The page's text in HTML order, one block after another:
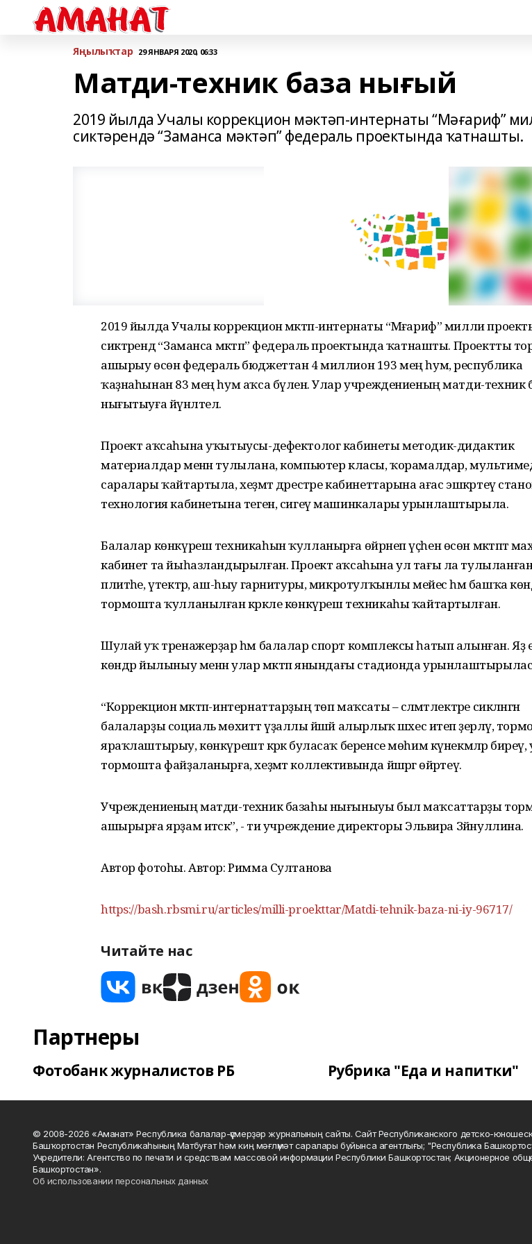
Яңылыҡтар 29 ЯНВАРЯ 2020, 06:33
Матди-техник база нығый
2019 йылда Учалы коррекцион мәктәп-интернаты “Мәғариф”
сиктәрендә “Заманса мәктәп” федераль проектында ҡатнашты.
2019 йылда Учалы коррекцион мәктәп-интернаты “Мәғариф” милли
сиктәрендә “Заманса мәктәп” федераль проектында ҡатнашты. Проектты
ашырыу өсөн федераль бюджеттан 4 миллион 193 мең һум, республика
ҡаҙнаһынан 83 мең һум аҡса бүленә. Улар учреждениеның матди-техник
нығытыуға йүнәлтелә.
Проект аҡсаһына уҡытыусы-дефектолог кабинеты методик-дидактик
материалдар менән тулылана, компьютер класы, ҡорамалдар,
саралары ҡайтартыла, хеҙмәт дәрестәре кабинеттарына ағас эшкәртеү
технология кабинетына теген, сигеү машинкалары урынлаштырыла.
Балалар көнкүреш техникаһын ҡулланырға өйрәнеп үҫһен өсөн мәктәптә
кабинет та йыһазландырылған. Проект аҡсаһына ул тағы ла
плитәһе, үтектәр, аш-һыу гарнитуры, микротулҡынлы мейес һәм башҡа
тормошта ҡулланылған кәрәкле көнкүреш техникаһы ҡайтартылған.
Шулай уҡ тренажерҙар һәм балалар спорт комплексы һатып алынған. Яҙ
көндәр йылыныу менән улар мәктәп янындағы стадионда
“Коррекцион мәктәп-интернаттарҙың төп маҡсаты – сәләмәтлектәре сикләнгән
балаларҙы социаль мөхиттә үҙаллы йәшәй алырлыҡ шәхес итеп әҙерләү,
яраҡлаштырыу, көнкүрештә кәрәк буласаҡ беренсе мөһим күнекмәләр
тормошта файҙаланырға, хеҙмәт коллективында йәшәргә өйрәтеү.
Учреждениеның матди-техник базаһы нығыныуы был маҡсаттарҙы
ашырырға ярҙам итәсәк”, - ти учреждение директоры Эльвира Зәйнуллина.
Автор фотоһы. Автор: Римма Султанова
https://bash.rbsmi.ru/articles/milli-proekttar/Matdi-tehnik-baza-ni-iy-96717/
Читайте нас
Партнеры
Фотобанк журналистов РБ Рубрика "Еда и напитки"
© 2008-2026 «Аманат» Республика балалар-үҫмерҙәр журналының сайты. Сайт Республиканского детско-
Башҡортостан Республикаһының Матбуғат һәм киң мәғлүмәт саралары буйынса агентлығы; "Республика
Учредители: Агентство по печати и средствам массовой информации Республики Башкортостан; Акционерное
Башкортостан».
Об использовании персональных данных